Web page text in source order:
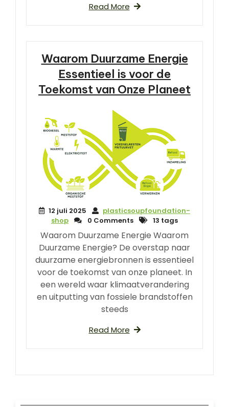
Read More
Waarom Duurzame Energie
Essentieel is voor de
Toekomst van Onze Planeet
12 juli 2025
plasticsoupfoundation-
shop
0 Comments 13 tags
Waarom Duurzame Energie Waarom
Duurzame Energie? De overstap naar
duurzame energiebronnen is essentieel
voor de toekomst van onze planeet. In
een wereld waar klimaatverandering
en uitputting van fossiele brandstoffen
steeds
Read More